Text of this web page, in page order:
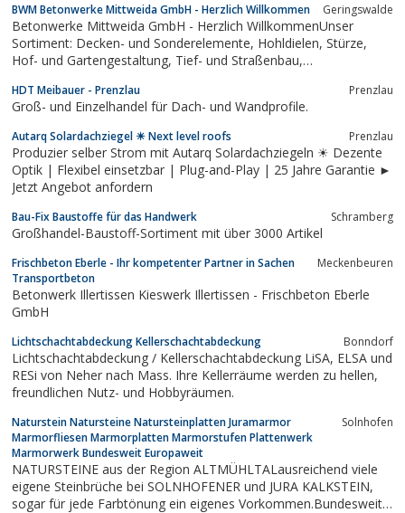
sinnvoll, effektiv und nachhaaltig fern zu halten.Wir beraten, und
zeigen...
BWM Betonwerke Mittweida GmbH - Herzlich Willkommen Geringswalde
Betonwerke Mittweida GmbH - Herzlich WillkommenUnser
Sortiment: Decken- und Sonderelemente, Hohldielen, Stürze,
Hof- und Gartengestaltung, Tief- und Straßenbau,
HDT Meibauer - Prenzlau Prenzlau
Groß- und Einzelhandel für Dach- und Wandprofile.
Autarq Solardachziegel ☀ Next level roofs Prenzlau
Produzier selber Strom mit Autarq Solardachziegeln ☀ Dezente
Optik | Flexibel einsetzbar | Plug-and-Play | 25 Jahre Garantie ►
Jetzt Angebot anfordern
Bau-Fix Baustoffe für das Handwerk Schramberg
Großhandel-Baustoff-Sortiment mit über 3000 Artikel
Frischbeton Eberle - Ihr kompetenter Partner in Sachen
Transportbeton
Meckenbeuren
Betonwerk Illertissen Kieswerk Illertissen - Frischbeton Eberle
GmbH
Lichtschachtabdeckung Kellerschachtabdeckung Bonndorf
Lichtschachtabdeckung / Kellerschachtabdeckung LiSA, ELSA und
RESi von Neher nach Mass. Ihre Kellerräume werden zu hellen,
freundlichen Nutz- und Hobbyräumen.
Naturstein Natursteine Natursteinplatten Juramarmor
Marmorfliesen Marmorplatten Marmorstufen Plattenwerk
Marmorwerk Bundesweit Europaweit
Solnhofen
NATURSTEINE aus der Region ALTMÜHLTALausreichend viele
eigene Steinbrüche bei SOLNHOFENER und JURA KALKSTEIN,
sogar für jede Farbtönung ein eigenes Vorkommen.Bundesweit